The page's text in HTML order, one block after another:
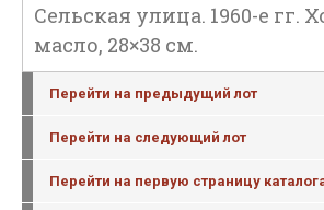
Сельская улица. 1960-е гг.
масло, 28×38 см.
Перейти на предыдущий лот
Перейти на следующий лот
Перейти на первую страницу